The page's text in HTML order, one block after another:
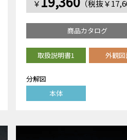
￥ （税抜￥
商品カタログ
取扱説明書1 外観
分解図
本体